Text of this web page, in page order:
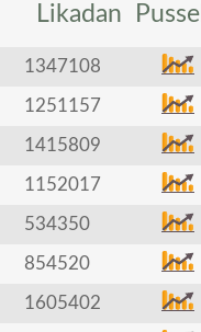
Likadan Pussel
1347108
1251157
1415809
1152017
534350
854520
1605402